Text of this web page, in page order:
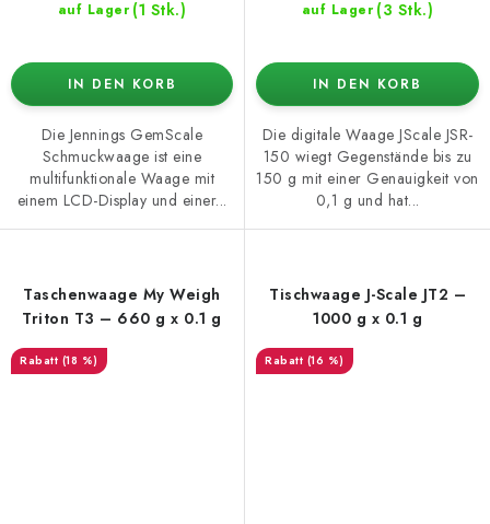
auf Lager (1 Stk.)
IN DEN KORB
Die Jennings GemScale
Schmuckwaage ist eine
multifunktionale Waage mit
einem LCD-Display und einer...
auf Lager (3 Stk.)
IN DEN KORB
Die digitale Waage JScale JSR-
150 wiegt Gegenstände bis zu
150 g mit einer Genauigkeit von
0,1 g und hat...
Taschenwaage My Weigh
Triton T3 – 660 g x 0.1 g
(18 %)
Tischwaage J-Scale JT2 –
1000 g x 0.1 g
(16 %)